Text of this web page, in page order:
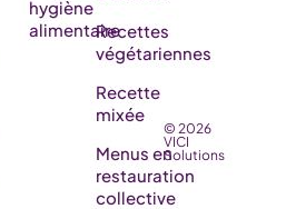
hygiène
alimentaireRecettes
végétariennes
Recette
mixée
Menus en
restauration
collective
© 2026
VICI
Solutions